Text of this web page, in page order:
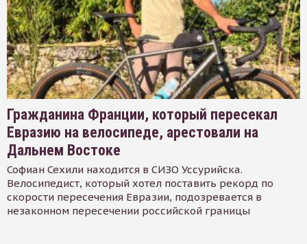
Гражданина Франции, который пересекал
Евразию на велосипеде, арестовали на
Дальнем Востоке
Софиан Сехили находится в СИЗО Уссурийска.
Велосипедист, который хотел поставить рекорд по
скорости пересечения Евразии, подозревается в
незаконном пересечении российской границы